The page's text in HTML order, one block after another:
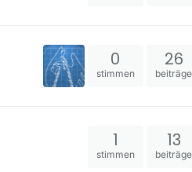
0
stimmen
26
beiträge
1
stimmen
13
beiträge